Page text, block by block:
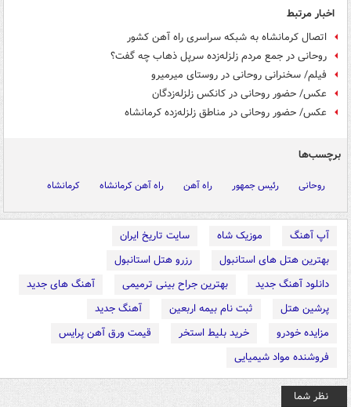
اخبار مرتبط
اتصال کرمانشاه به شبکه سراسری راه آهن کشور
روحانی در جمع مردم زلزله‌زده سرپل ذهاب چه گفت؟
فیلم/ سخنرانی روحانی در روستای میرمیرو
عکس/ حضور روحانی در کانکس زلزله‌زدگان
عکس/ حضور روحانی در مناطق زلزله‌زده کرمانشاه
برچسب‌ها
روحانی رئیس جمهور راه آهن راه آهن کرمانشاه کرمانشاه
آپ آهنگ موزیک شاه
سایت تاریخ ایران
بهترین هتل های استانبول
رزرو هتل استانبول
دانلود آهنگ جدید
بهترین جراح بینی ترمیمی
آهنگ های جدید
پرشین هتل
ثبت نام بیمه اربعین
آهنگ جدید
مزایده خودرو
خرید بلیط استخر
قیمت ورق آهن پرایس
فروشنده مواد شیمیایی
نظر شما